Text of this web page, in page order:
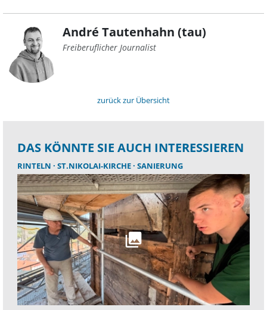
André Tautenhahn (tau)
Freiberuflicher Journalist
zurück zur Übersicht
DAS KÖNNTE SIE AUCH INTERESSIEREN
RINTELN ST.NIKOLAI-KIRCHE SANIERUNG